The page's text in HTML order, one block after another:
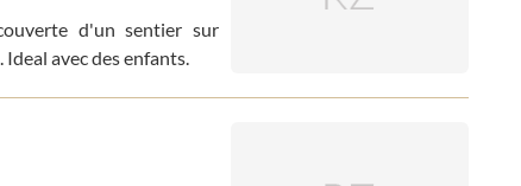
d'un sentier sur
avec des enfants.